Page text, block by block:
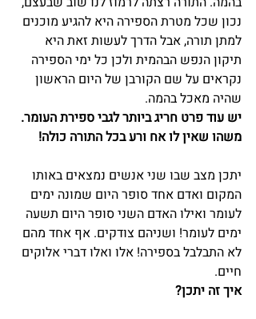
נכון שכל מטרת הספירה היא להגיע מוכנים
למתן תורה, אבל הדרך לעשות זאת היא
תיקון הנפש הבהמית ולכן כל ימי הספירה
נקראים על שם הקורבן של היום הראשון
שהיה מאכל בהמה.
יש עוד פרט חריג ביותר לגבי ספירת העומר.
משהו שאין לו אח ורע בכל התורה כולה!
יתכן מצב שבו שני אנשים נמצאים באותו
המקום ואדם אחד סופר היום שמונה ימים
לעומר ואילו האדם השני סופר היום תשעה
ימים לעומר! ושניהם צודקים. אף אחד מהם
לא התבלבל בספירה! אלו ואלו דברי אלוקים
חיים.
איך זה יתכן?